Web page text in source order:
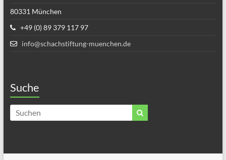
80331 München
+49 (0) 89 379 117 97
info@schachstiftung-muenchen.de
Suche